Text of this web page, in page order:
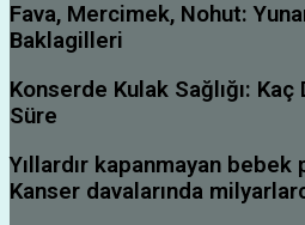
Fava, Mercimek, Nohut:
Baklagilleri
Konserde Kulak Sağlığı:
Süre
Yıllardır kapanmayan bebek
Kanser davalarında